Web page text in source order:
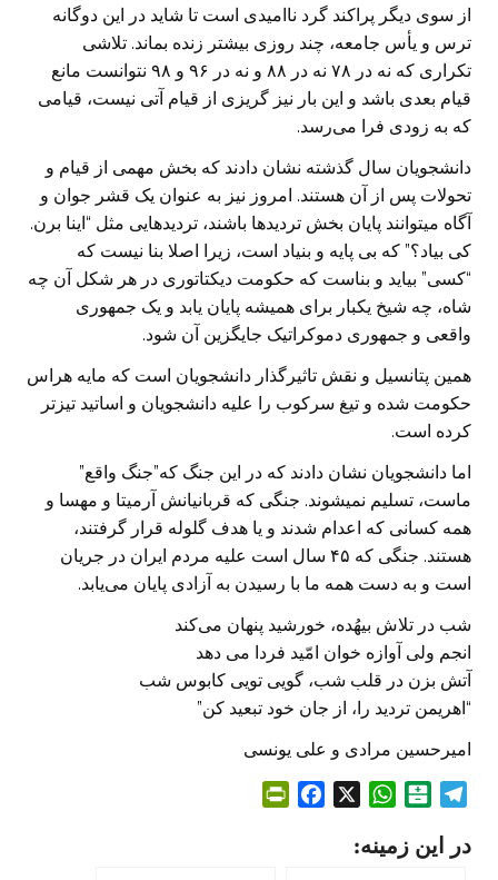
از سوی دیگر پراكند گرد ناامیدی است تا شاید در این دوگانه
ترس و یأس جامعه، چند روزی بیشتر زنده بماند. تلاشی
تکراری که نه در ۷۸ نه در ۸۸ و نه در ۹۶ و ۹۸ نتوانست مانع
قیام بعدی باشد و این بار نیز گریزی از قیام آتی نیست، قیامی
که به زودی فرا می‌رسد.
دانشجویان سال گذشته نشان دادند که بخش مهمی از قیام و
تحولات پس از آن هستند. امروز نیز به عنوان یک قشر جوان و
آگاه میتوانند پایان بخش تردیدها باشند، تردیدهایی مثل “اینا برن.
کی بیاد؟” که بی پایه و بنیاد است، زیرا اصلا بنا نیست که
“کسی” بیاید و بناست كه حكومت دیکتاتوری در هر شکل آن چه
شاه، چه شیخ یکبار برای همیشه پایان یابد و یک جمهوری
واقعی و جمهوری دموکراتیک جایگزین آن شود.
همین پتانسیل و نقش تاثیرگذار دانشجویان است که مایه هراس
حکومت شده و تیغ سرکوب را علیه دانشجویان و اساتید تیزتر
کرده است.
اما دانشجویان نشان دادند که در این جنگ که”جنگ واقع”
ماست، تسلیم نمیشوند. جنگی که قربانیانش آرمیتا و مهسا و
همه کسانی که اعدام شدند و یا هدف گلوله قرار گرفتند،
هستند. جنگی که ۴۵ سال است علیه مردم ایران در جریان
است و به دست همه ما با رسیدن به آزادی پایان می‌یابد.
شب در تلاش بیهُده، خورشید پنهان می‌کند
انجم ولی آوازه خوان امّید فردا می دهد
آتش بزن در قلب شب، گویى تویی کابوس شب
“اهریمن تردید را، از جان خود تبعید کن”
امیرحسین مرادى و على یونسى
l
W
a
در این زمینه: